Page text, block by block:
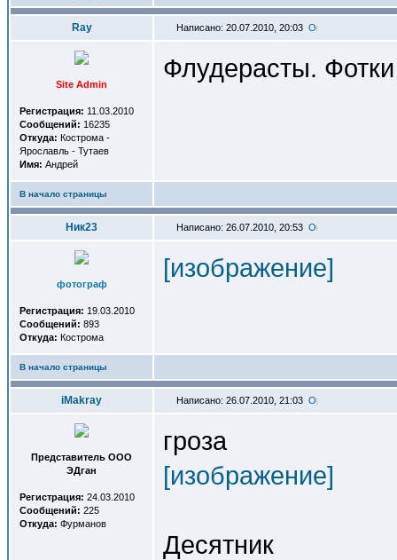
Ray Написано: 20.07.2010, 20:03
Site Admin
Регистрация: 11.03.2010
Сообщений: 16235
Откуда: Кострома -
Ярославль - Тутаев
Имя: Андрей
Флудерасты.
В начало страницы
Ник23 Написано: 26.07.2010, 20:53
фотограф
Регистрация: 19.03.2010
Сообщений: 893
Откуда: Кострома
[изображение]
В начало страницы
iMakray Написано: 26.07.2010, 21:03
Представитель OOO
ЭДган
Регистрация: 24.03.2010
Сообщений: 225
Откуда: Фурманов
гроза
[изображение]
Десятник